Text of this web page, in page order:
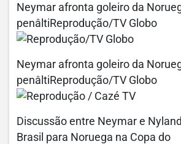
Neymar afronta goleiro da
penâltiReprodução/TV Globo
Neymar afronta goleiro da
penâltiReprodução/TV Globo
Discussão entre Neymar e
Brasil para Noruega na Copa do